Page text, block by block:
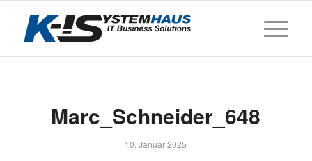
Marc_Schneider_648
10. Januar 2025